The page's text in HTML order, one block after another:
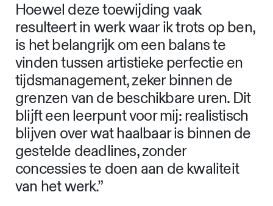
Hoewel deze toewijding vaak
resulteert in werk waar ik trots op ben,
is het belangrijk om een balans te
vinden tussen artistieke perfectie en
tijdsmanagement, zeker binnen de
grenzen van de beschikbare uren. Dit
blijft een leerpunt voor mij: realistisch
blijven over wat haalbaar is binnen de
gestelde deadlines, zonder
concessies te doen aan de kwaliteit
van het werk.”